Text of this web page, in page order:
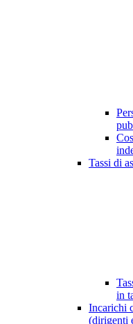
Tassi di
in
Incarichi
(dirigenti